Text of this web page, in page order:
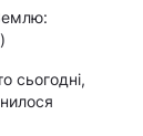
сьогодні,